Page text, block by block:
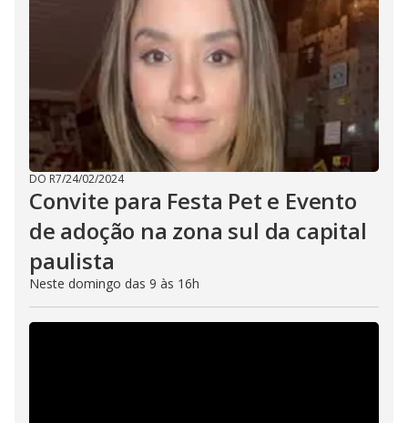
DO R7/24/02/2024
Convite para Festa Pet e Evento
de adoção na zona sul da capital
paulista
Neste domingo das 9 às 16h